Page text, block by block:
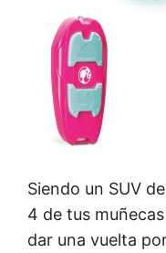
Siendo un SUV
4 de tus
dar una vuelta